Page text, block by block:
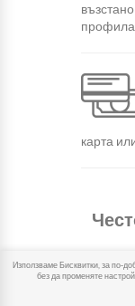
карта
КОЛКО
Използваме Бисквитки, за по-
без да променяте